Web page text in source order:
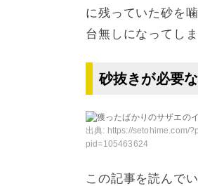
に残っていた砂を
台無しになってし
砂抜きが必要
出典: https://setohime.com/
pid=105463624
この記事を読んで